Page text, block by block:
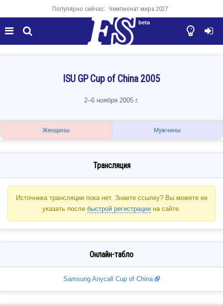
Популярно сейчас: Чемпионат мира 2027
  

beta
ISU GP Cup of China 2005
2–6 ноября 2005 г.
Женщины Мужчины
Трансляция
Источника трансляции пока нет. Знаете ссылку? Вы можете ее
указать после быстрой регистрации на сайте.
Онлайн-табло
Samsung Anycall Cup of China